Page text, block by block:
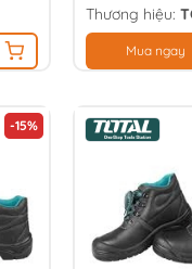
Thương hiệu:
Mua ngay
-15%